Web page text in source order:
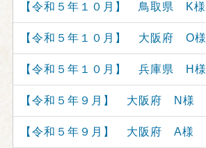
【令和５年１０月】 鳥取県 K様
【令和５年１０月】 大阪府 O様
【令和５年１０月】 兵庫県 H様
【令和５年９月】 大阪府 N様
【令和５年９月】 大阪府 A様